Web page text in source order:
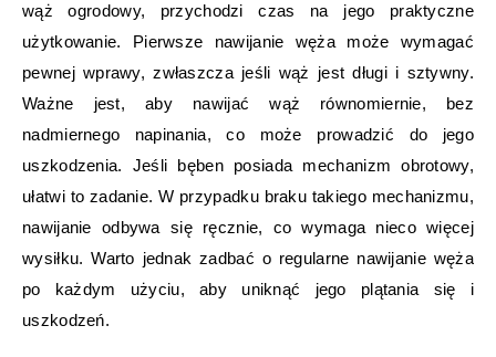
wąż ogrodowy, przychodzi czas na jego praktyczne
użytkowanie. Pierwsze nawijanie węża może wymagać
pewnej wprawy, zwłaszcza jeśli wąż jest długi i sztywny.
Ważne jest, aby nawijać wąż równomiernie, bez
nadmiernego napinania, co może prowadzić do jego
uszkodzenia. Jeśli bęben posiada mechanizm obrotowy,
ułatwi to zadanie. W przypadku braku takiego mechanizmu,
nawijanie odbywa się ręcznie, co wymaga nieco więcej
wysiłku. Warto jednak zadbać o regularne nawijanie węża
po każdym użyciu, aby uniknąć jego plątania się i
uszkodzeń.